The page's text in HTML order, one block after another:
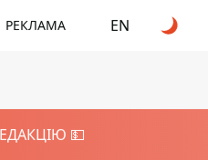
РЕКЛАМА EN
💵